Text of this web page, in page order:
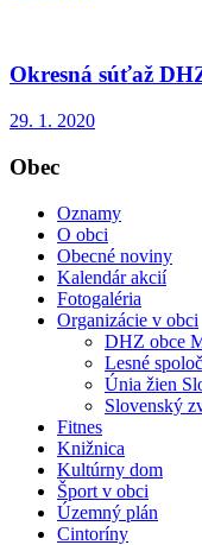
Okresná súťaž
29. 1. 2020
Obec
Oznamy
O obci
Obecné noviny
Kalendár akcií
Fotogaléria
Organizácie v obci
DHZ obce
Lesné
Únia žien
Slovenský
Fitnes
Knižnica
Kultúrny dom
Šport v obci
Územný plán
Cintoríny